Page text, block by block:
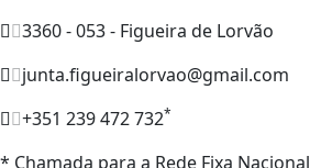
3360 - 053 - Figueira de Lorvão
junta.figueiralorvao@gmail.com
+351 239 472 732*
* Chamada para a Rede Fixa Nacional